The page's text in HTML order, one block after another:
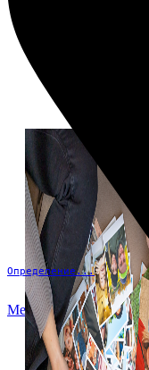
Определение...
Меню